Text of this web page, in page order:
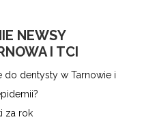
NEWSY
I TCI
do dentysty w Tarnowie i
za rok